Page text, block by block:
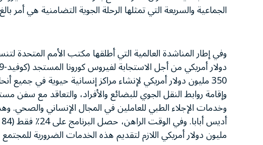
الجماعية والسريعة التي تمثلها الرحلة الجوية التضامنية هي أمر
350 مليون دولار أمريكي لإنشاء مراكز إنسانية حيوية في جميع
وإقامة روابط النقل الجوي للبضائع والأفراد، والتعاقد مع
وخدمات الإجلاء الطبي للعاملين في المجال الإنساني
مليون دولار أمريكي اللازم لتقديم هذه الخدمات الضرورية للمجتمع